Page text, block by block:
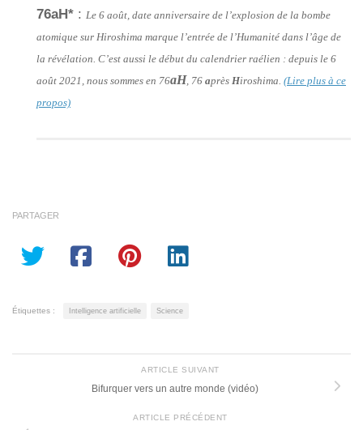
76aH* : Le 6 août, date anniversaire de l’explosion de la bombe
atomique sur Hiroshima marque l’entrée de l’Humanité dans l’âge de
la révélation. C’est aussi le début du calendrier raélien : depuis le 6
août 2021, nous sommes en 76aH, 76 après Hiroshima. (Lire plus à ce
propos)
PARTAGER
Étiquettes : Intelligence artificielle Science
ARTICLE SUIVANT
Bifurquer vers un autre monde (vidéo)
ARTICLE PRÉCÉDENT